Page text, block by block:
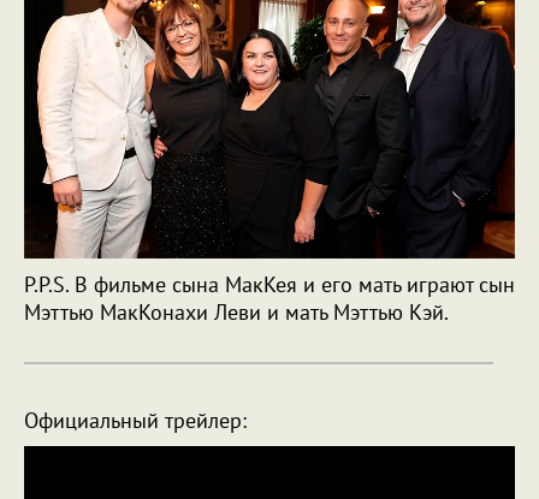
P.P.S. В фильме сына МакКея и его мать играют сын
Мэттью МакКонахи Леви и мать Мэттью Кэй.
Официальный трейлер: